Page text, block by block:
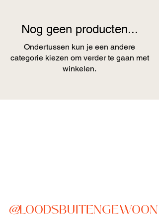
Nog geen producten...
Ondertussen kun je een andere
categorie kiezen om verder te gaan met
winkelen.
@LOODSBUITENGEWOON